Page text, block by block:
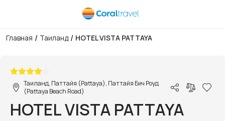
Главная / Таиланд / HOTEL VISTA PATTAYA
Таиланд, Паттайя (Pattaya), Паттайя Бич Роуд
(Pattaya Beach Road)
HOTEL VISTA PATTAYA